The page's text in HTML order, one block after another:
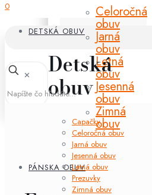
Celoročná
obuv
Jarná
obuv
Letná
obuv
Jesenná
obuv
Zimná
obuv
PÁNSKA OBUV
0
DETSKÁ OBUV
Detská
obuv
Capačky
Celoročná obuv
Jarná obuv
Jesenná obuv
Letná obuv
Prezuvky
Zimná obuv
✕